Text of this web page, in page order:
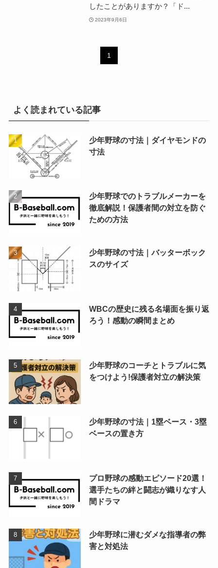
したことがありますか？「ド...
2023年9月6日
1
よく読まれている記事
少年野球の寸法｜ダイヤモンドの
寸法
少年野球でのトラブルメーカーを
徹底解説！保護者間の対立を防ぐ
ための方法
少年野球の寸法｜バッターボック
スのサイズ
WBCの歴史に残る名場面を振り返
ろう！感動の瞬間まとめ
少年野球のコーチとトラブルに気
をつけよう!保護者対立の解決策
少年野球の寸法｜1塁ベース・3塁
ベースの置き方
プロ野球の感動エピソード20選！
選手たちの絆と闘志が織りなす人
間ドラマ
少年野球に潜むダメな指導者の弊
害と対処法